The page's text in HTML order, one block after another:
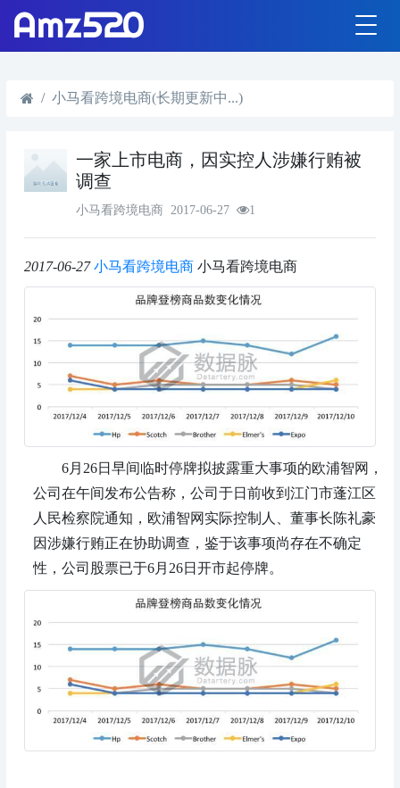
小马看跨境电商(长期更新中...)
一家上市电商，因实控人涉嫌行贿被
调查
小马看跨境电商 2017-06-27 1
2017-06-27 小马看跨境电商 小马看跨境电商
6月26日早间临时停牌拟披露重大事项的欧浦智网，
公司在午间发布公告称，公司于日前收到江门市蓬江区
人民检察院通知，欧浦智网实际控制人、董事长陈礼豪
因涉嫌行贿正在协助调查，鉴于该事项尚存在不确定
性，公司股票已于6月26日开市起停牌。